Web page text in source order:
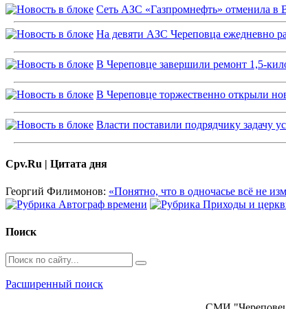
Сеть АЗС «Газпромнефть» отменила в
На девяти АЗС Череповца ежедневно
В Череповце завершили ремонт 1,5-
В Череповце торжественно открыли
Власти поставили подрядчику задачу
Cpv.Ru | Цитата дня
Георгий Филимонов: «Понятно, что в одночасье всё не
Поиск
Расширенный поиск